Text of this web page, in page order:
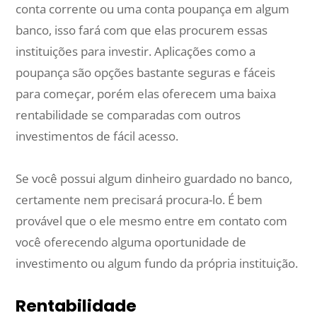
conta corrente ou uma conta poupança em algum
banco, isso fará com que elas procurem essas
instituições para investir. Aplicações como a
poupança são opções bastante seguras e fáceis
para começar, porém elas oferecem uma baixa
rentabilidade se comparadas com outros
investimentos de fácil acesso.
Se você possui algum dinheiro guardado no banco,
certamente nem precisará procura-lo. É bem
provável que o ele mesmo entre em contato com
você oferecendo alguma oportunidade de
investimento ou algum fundo da própria instituição.
Rentabilidade